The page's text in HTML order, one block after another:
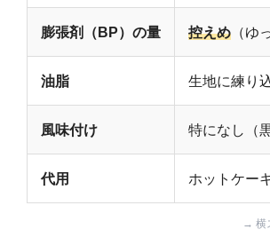
膨張剤（BP）の量 控えめ （ゆ
油脂 生地に練り
風味付け 特になし（
代用 ホットケー